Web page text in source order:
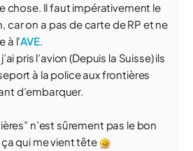
chose. Il faut impérativement le
car on a pas de carte de RP et ne
à l’AVE.
pris l’avion (Depuis la Suisse) ils
à la police aux frontières
d’embarquer.
n’est sûrement pas le bon
ça qui me vient tête